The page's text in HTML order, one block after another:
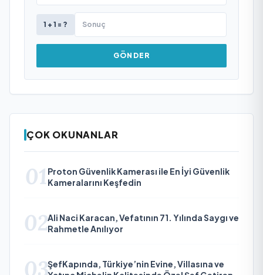
1 + 1 = ?
GÖNDER
ÇOK OKUNANLAR
01 Proton Güvenlik Kamerası ile En İyi Güvenlik
Kameralarını Keşfedin
02Ali Naci Karacan, Vefatının 71. Yılında Saygı ve
Rahmetle Anılıyor
03ŞefKapında, Türkiye’nin Evine, Villasına ve